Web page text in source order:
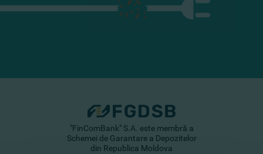
"FinComBank" S.A. este membră a
Schemei de Garantare a Depozitelor
din Republica Moldova